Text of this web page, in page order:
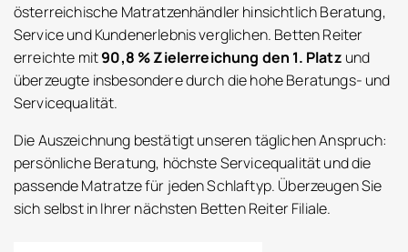
österreichische Matratzenhändler hinsichtlich Beratung,
Service und Kundenerlebnis verglichen. Betten Reiter
erreichte mit90,8 % Zielerreichung den 1. Platz und
überzeugte insbesondere durch die hohe Beratungs- und
Servicequalität.
Die Auszeichnung bestätigt unseren täglichen Anspruch:
persönliche Beratung, höchste Servicequalität und die
passende Matratze für jeden Schlaftyp. Überzeugen Sie
sich selbst in Ihrer nächsten Betten Reiter Filiale.